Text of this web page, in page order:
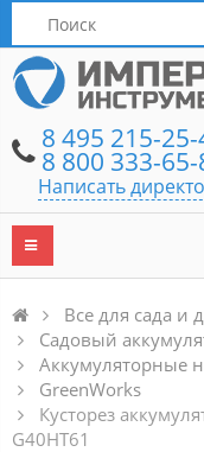
8 495 215-25-
8 800 333-65-
Написать
Все для сада и
Садовый
Аккумуляторные
GreenWorks
Кусторез
G40HT61